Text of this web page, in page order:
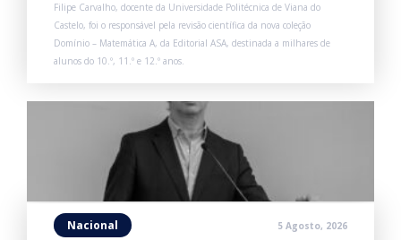
Filipe Carvalho, docente da Universidade Politécnica de Viana do
Castelo, foi o responsável pela revisão científica da nova coleção
Domínio – Matemática A, da Editorial ASA, destinada a milhares de
alunos do 10.º, 11.º e 12.º anos.
Nacional 5 Agosto, 2026